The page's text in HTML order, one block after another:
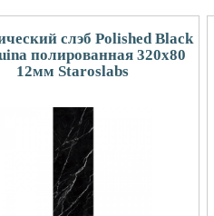
слэб Polished Black
полированная 320x80
12мм Staroslabs